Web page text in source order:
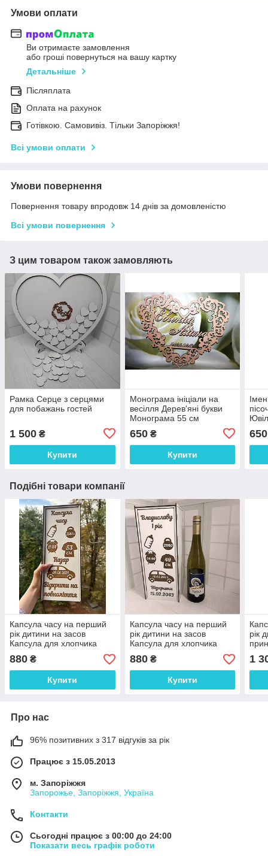
Умови оплати
Ви отримаєте замовлення
або гроші повернуться на вашу картку
Детальніше
Післяплата
Оплата на рахунок
Готівкою. Самовивіз. Тільки Запоріжжя!
Всі умови оплати
Умови повернення
Повернення товару впродовж 14 днів за домовленістю
Всі умови повернення
З цим товаром також замовляють
Рамка Серце з серцями
для побажань гостей
1 500 ₴
Купити
Монограма ініціали на
весілля Дерев'яні букви
Монограма 55 см
650₴
Купити
650
Подібні товари компанії
Капсула часу на перший
рік дитини на засов
Капсула для хлопчика
Розміри коробки 36х13х11
см
880 ₴
Купити
Капсула часу на перший
рік дитини на засов
Капсула для хлопчика
Розміри коробки 36х13х11
см
880₴
Купити
рік
см
1
Про нас
96% позитивних з 317 відгуків за рік
Працює з 15.05.2013
м. Запоріжжя
Запорожье, Запоріжжя, Україна
Контакти
Сьогодні працює з 00:00 до 24:00
Показати весь графік роботи